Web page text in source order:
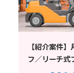
【紹介案件
フ／リーチ式
可／日払い・